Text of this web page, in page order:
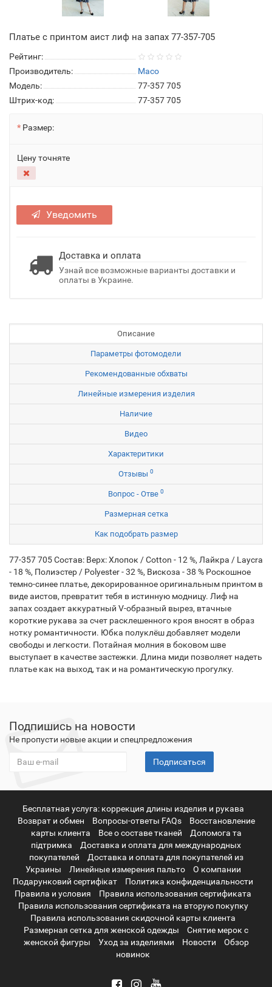
Платье с принтом аист лиф на запах 77-357-705
Рейтинг:
Производитель:
Maco
Модель:
77-357 705
Штрих-код:
77-357 705
Размер:
Цену точняте
Уведомить
Доставка и оплата
Узнай все возможные варианты доставки и
оплаты в Украине.
Описание
Параметры фотомодели
Рекомендованные обхваты
Линейные измерения изделия
Наличие
Видео
Характеритики
Отзывы 0
Вопрос - Отве 0
Размерная сетка
Как подобрать размер
77-357 705 Состав: Верх: Хлопок / Cotton - 12 %, Лайкра / Laycra
- 18 %, Полиэстер / Polyester - 32 %, Вискоза - 38 % Роскошное
темно-синее платье, декорированное оригинальным принтом в
виде аистов, превратит тебя в истинную модницу. Лиф на
запах создает аккуратный V-образный вырез, втачные
короткие рукава за счет расклешенного кроя вносят в образ
нотку романтичности. Юбка полуклёш добавляет модели
свободы и легкости. Потайная молния в боковом шве
выступает в качестве застежки. Длина миди позволяет надеть
платье как на выход, так и на романтическую прогулку.
Подпишись на новости
Не пропусти новые акции и спецпредложения
Подписаться
Бесплатная услуга: коррекция длины изделия и рукава
Возврат и обмен
Вопросы-ответы FAQs
Восстановление
карты клиента
Все о составе тканей
Допомога та
підтримка
Доставка и оплата для международных
покупателей
Доставка и оплата для покупателей из
Украины
Линейные измерения пальто
О компании
Подарунковий сертифікат
Политика конфиденциальности
Правила и условия
Правила использования сертификата
Правила использования сертификата на вторую покупку
Правила использования скидочной карты клиента
Размерная сетка для женской одежды
Снятие мерок с
женской фигуры
Уход за изделиями Новости
Обзор
новинок